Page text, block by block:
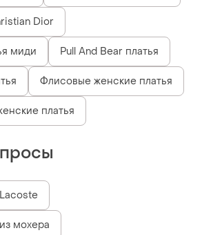
Dior
миди Pull And Bear платья
Флисовые женские платья
платья
мохера